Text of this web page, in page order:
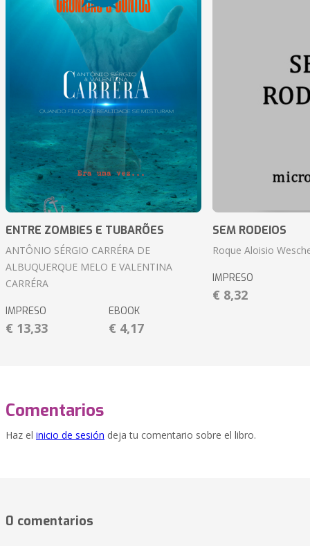
ENTRE ZOMBIES E TUBARÕES
ANTÔNIO SÉRGIO CARRÉRA DE
ALBUQUERQUE MELO E VALENTINA
CARRÉRA
IMPRESO
€ 13,33
EBOOK
€ 4,17
SEM RODEIOS
Roque Aloisio
IMPRESO
€ 8,32
Comentarios
Haz el inicio de sesión deja tu comentario sobre el libro.
0 comentarios